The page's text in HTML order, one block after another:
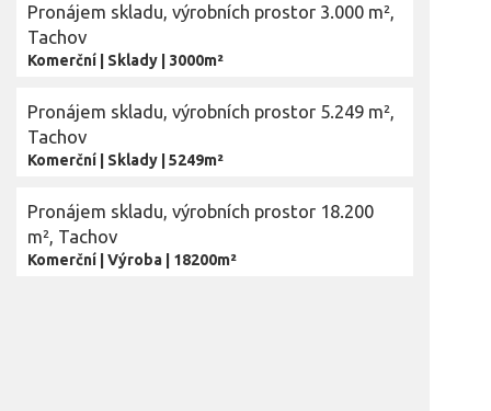
Pronájem skladu, výrobních prostor 3.000 m²,
Tachov
Komerční Sklady 3000m²
Pronájem skladu, výrobních prostor 5.249 m²,
Tachov
Komerční Sklady 5249m²
Pronájem skladu, výrobních prostor 18.200
m², Tachov
Komerční Výroba 18200m²